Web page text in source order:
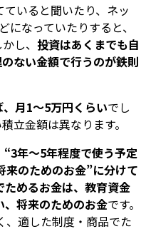
いると聞いたり、ネッ
になっていたりすると、
し、 投資はあくまでも自
ない金額で行うのが鉄則
月1〜5万円くらいでし
立金額は異なります。
年〜5年程度で使う予定
来のためのお金”に分けて
ためるお金は、教育資金
将来のためのお金です。
、適した制度・商品でた